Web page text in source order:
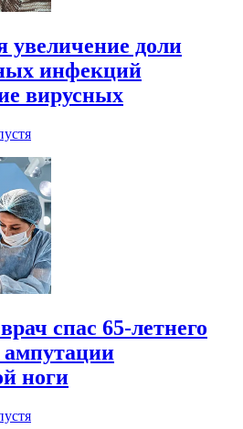
увеличение доли
инфекций
вирусных
спас 65-летнего
ампутации
ноги